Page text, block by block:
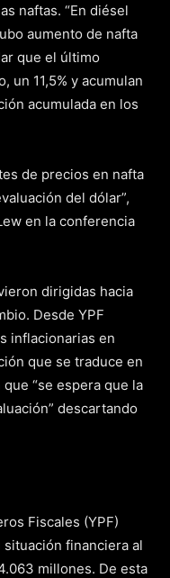
naftas. “En diésel
aumento de nafta
que el último
un 11,5% y acumulan
acumulada en los
de precios en nafta
del dólar”,
en la conferencia
dirigidas hacia
Desde YPF
inflacionarias en
que se traduce en
“se espera que la
descartando
Fiscales (YPF)
financiera al
millones. De esta